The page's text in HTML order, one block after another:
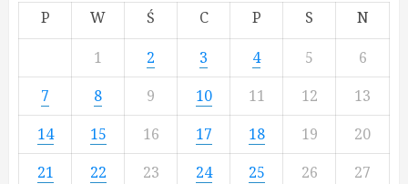
P W Ś C P S
N
1
2 3 4 5
6
7
8 9 10 11 12
13
14
15 16 17 18 19
20
21
22 23 24 25 26
27